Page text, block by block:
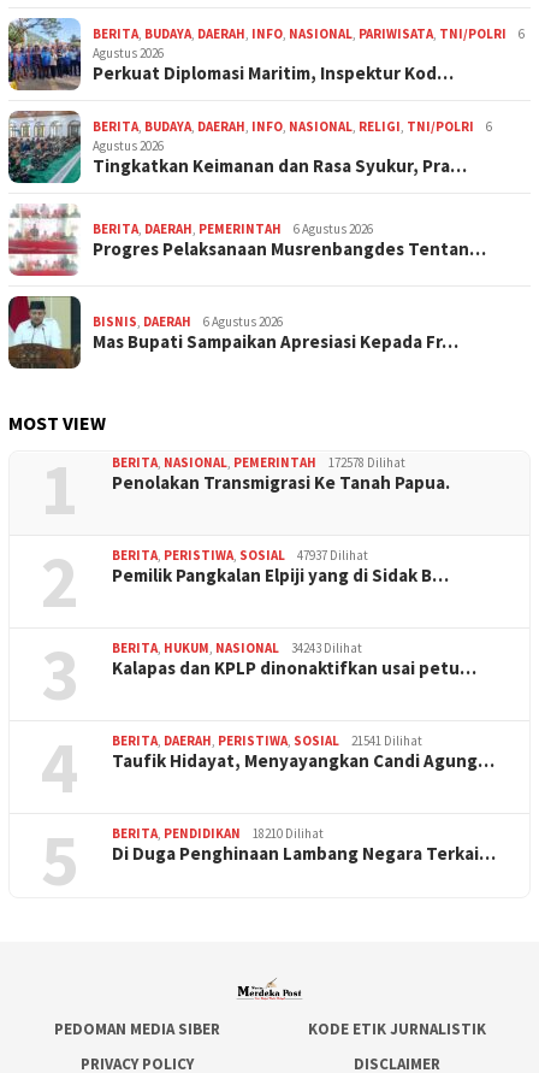
BERITA, BUDAYA, DAERAH, INFO, NASIONAL, PARIWISATA, TNI/POLRI
6
Agustus 2026
Perkuat Diplomasi Maritim, Inspektur Kod…
BERITA, BUDAYA, DAERAH, INFO, NASIONAL, RELIGI, TNI/POLRI
6
Agustus 2026
Tingkatkan Keimanan dan Rasa Syukur, Pra…
BERITA, DAERAH, PEMERINTAH 6 Agustus 2026
Progres Pelaksanaan Musrenbangdes Tentan…
BISNIS, DAERAH 6 Agustus 2026
Mas Bupati Sampaikan Apresiasi Kepada Fr…
MOST VIEW
1 BERITA, NASIONAL, PEMERINTAH 172578 Dilihat
Penolakan Transmigrasi Ke Tanah Papua.
2 BERITA, PERISTIWA, SOSIAL 47937 Dilihat
Pemilik Pangkalan Elpiji yang di Sidak B…
3 BERITA, HUKUM, NASIONAL 34243 Dilihat
Kalapas dan KPLP dinonaktifkan usai petu…
4 BERITA, DAERAH, PERISTIWA, SOSIAL 21541 Dilihat
Taufik Hidayat, Menyayangkan Candi Agung…
5 BERITA, PENDIDIKAN 18210 Dilihat
Di Duga Penghinaan Lambang Negara Terkai…
PEDOMAN MEDIA SIBER
KODE ETIK JURNALISTIK
PRIVACY POLICY
DISCLAIMER